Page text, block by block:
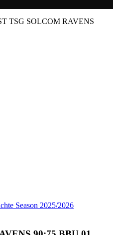
TSG SOLCOM RAVENS
Season 2025/2026